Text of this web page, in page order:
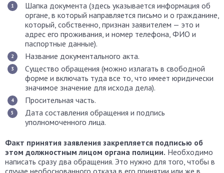
Шапка документа (здесь указывается информация об
органе, в который направляется письмо и о гражданине,
который, собственно, признан заявителем — это и
адрес его проживания, и номер телефона, ФИО и
паспортные данные).
Название документального акта.
Существо обращения (можно излагать в свободной
форме и включать туда все то, что имеет юридически
значимое значение для исхода дела).
Просительная часть.
Дата составления обращения и подпись
уполномоченного лица.
Факт принятия заявления закрепляется подписью об
этом должностным лицом органа полиции. Необходимо
написать сразу два обращения. Это нужно для того, чтобы в
случае необоснованного отказа в его принятии или же в